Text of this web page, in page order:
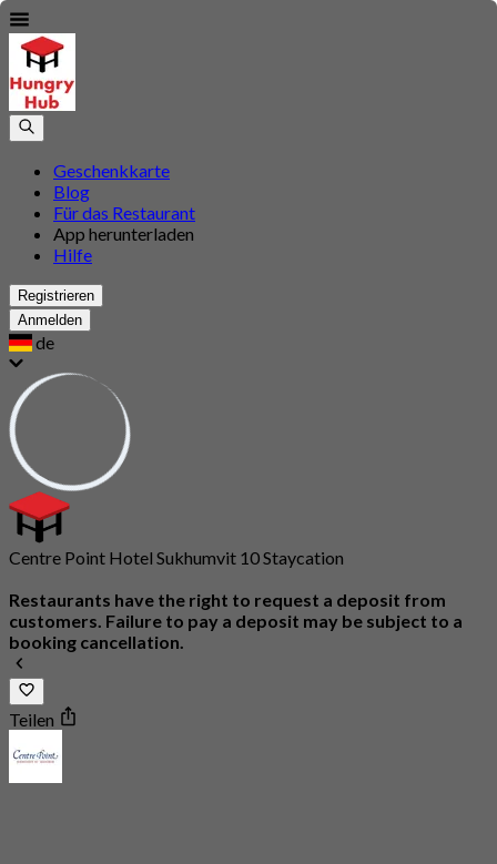
Geschenkkarte
Blog
Für das Restaurant
App herunterladen
Hilfe
Registrieren
Anmelden
de
Centre Point Hotel Sukhumvit 10 Staycation
Restaurants have the right to request a deposit from
customers. Failure to pay a deposit may be subject to a
booking cancellation.
Teilen